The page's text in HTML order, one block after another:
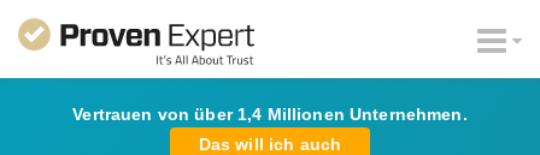
Vertrauen von über 1,4 Millionen Unternehmen.
Das will ich auch